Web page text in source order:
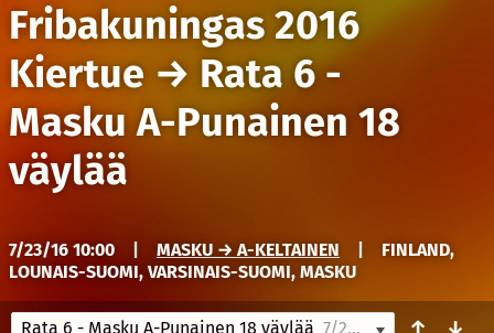
Fribakuningas 2016
Kiertue → Rata 6 -
Masku A-Punainen 18
väylää
7/23/16 10:00 MASKU → A-KELTAINEN
FINLAND,
LOUNAIS-SUOMI, VARSINAIS-SUOMI, MASKU
Rata 6 - Masku A-Punainen 18 väylää 7/23/16 10:00 ↑ ↓